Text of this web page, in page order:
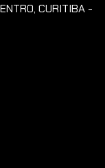
CURITIBA -